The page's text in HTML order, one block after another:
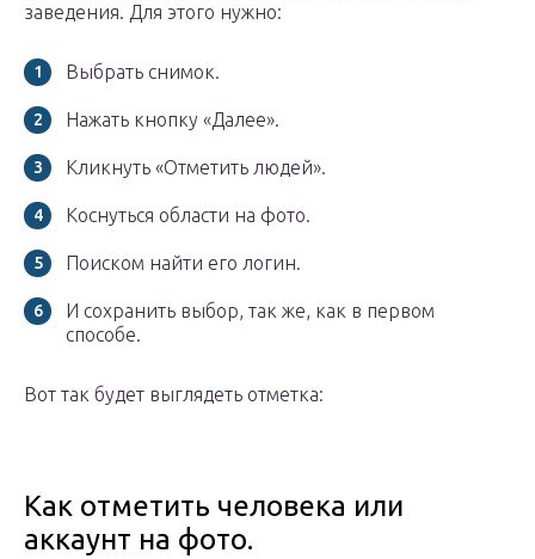
заведения. Для этого нужно:
Выбрать снимок.
Нажать кнопку «Далее».
Кликнуть «Отметить людей».
Коснуться области на фото.
Поиском найти его логин.
И сохранить выбор, так же, как в первом
способе.
Вот так будет выглядеть отметка:
Как отметить человека или
аккаунт на фото.